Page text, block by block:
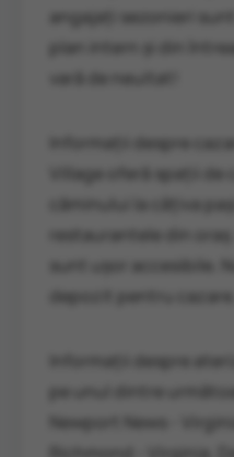
angajați sezonieri
plan intern și din
vară de neuitat!
Informații despre
Village oferă spații de
căminului la câțiva
restaurantele din
sunt ușor accesibile.
depozit pentru cazare.
Informații despre
pe unul dintre
Newport News -